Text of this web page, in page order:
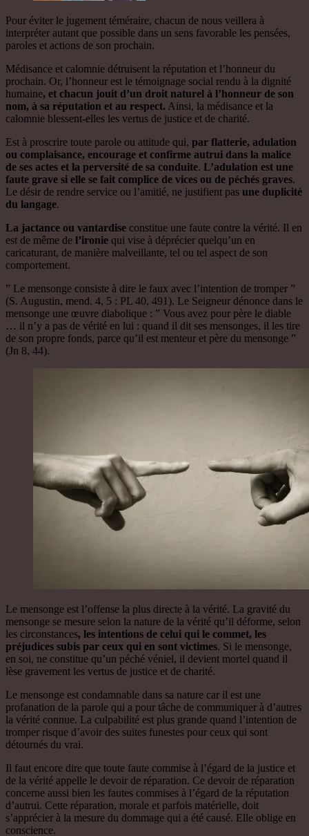
Pour éviter le jugement téméraire, chacun de nous veillera à
interpréter autant que possible dans un sens favorable les pensées,
paroles et actions de son prochain.
Médisance et calomnie détruisent la réputation et l’honneur du
prochain. Or, l’honneur est le témoignage social rendu à la dignité
humaine, et chacun jouit d’un droit naturel à l’honneur de son
nom, à sa réputation et au respect. Ainsi, la médisance et la
calomnie blessent-elles les vertus de justice et de charité.
Est à proscrire toute parole ou attitude qui, par flatterie, adulation
ou complaisance, encourage et confirme autrui dans la malice
de ses actes et la perversité de sa conduite. L’adulation est une
faute grave si elle se fait complice de vices ou de péchés graves.
Le désir de rendre service ou l’amitié, ne justifient pas une duplicité
du langage.
La jactance ou vantardise constitue une faute contre la vérité. Il en
est de même de l’ironie qui vise à déprécier quelqu’un en
caricaturant, de manière malveillante, tel ou tel aspect de son
comportement.
” Le mensonge consiste à dire le faux avec l’intention de tromper ”
(S. Augustin, mend. 4, 5 : PL 40, 491). Le Seigneur dénonce dans le
mensonge une œuvre diabolique : ” Vous avez pour père le diable
… il n’y a pas de vérité en lui : quand il dit ses mensonges, il les tire
de son propre fonds, parce qu’il est menteur et père du mensonge ”
(Jn 8, 44).
Le mensonge est l’offense la plus directe à la vérité. La gravité du
mensonge se mesure selon la nature de la vérité qu’il déforme, selon
les circonstances, les intentions de celui qui le commet, les
préjudices subis par ceux qui en sont victimes. Si le mensonge,
en soi, ne constitue qu’un péché véniel, il devient mortel quand il
lèse gravement les vertus de justice et de charité.
Le mensonge est condamnable dans sa nature car il est une
profanation de la parole qui a pour tâche de communiquer à d’autres
la vérité connue. La culpabilité est plus grande quand l’intention de
tromper risque d’avoir des suites funestes pour ceux qui sont
détournés du vrai.
Il faut encore dire que toute faute commise à l’égard de la justice et
de la vérité appelle le devoir de réparation. Ce devoir de réparation
concerne aussi bien les fautes commises à l’égard de la réputation
d’autrui. Cette réparation, morale et parfois matérielle, doit
s’apprécier à la mesure du dommage qui a été causé. Elle oblige en
conscience.